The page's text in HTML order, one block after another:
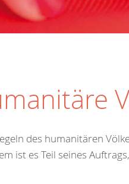
des humanitären
ist es Teil seines